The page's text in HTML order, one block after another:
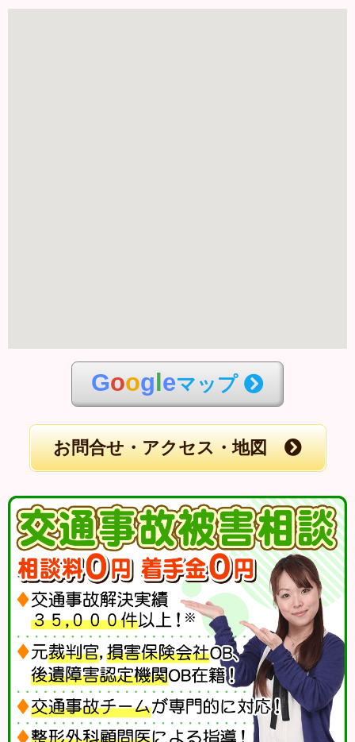
Goog eマップ
お問合せ・アクセス・地図